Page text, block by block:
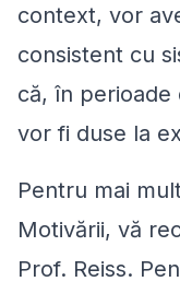
context, vor
consistent cu
că, în
vor fi duse la
Pentru mai
Motivării, vă
Prof. Reiss.